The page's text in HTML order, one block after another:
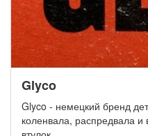
Glyco
Glyco - немецкий бренд
коленвала, распредвала